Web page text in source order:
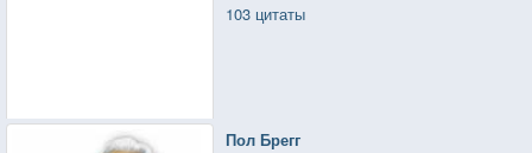
103 цитаты
Пол Брегг